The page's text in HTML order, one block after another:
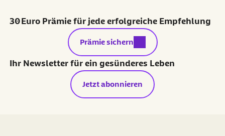
30 Euro Prämie für jede erfolgreiche Empfehlung
externer Link:
Prämie sichern
Ihr Newsletter für ein gesünderes Leben
Jetzt abonnieren